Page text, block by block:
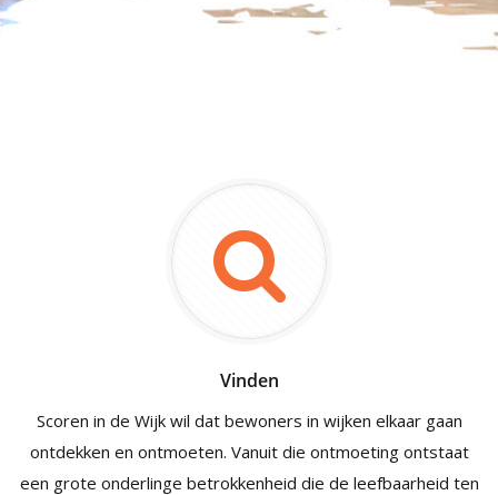
Vinden
Scoren in de Wijk wil dat bewoners in wijken elkaar gaan
ontdekken en ontmoeten. Vanuit die ontmoeting ontstaat
een grote onderlinge betrokkenheid die de leefbaarheid ten